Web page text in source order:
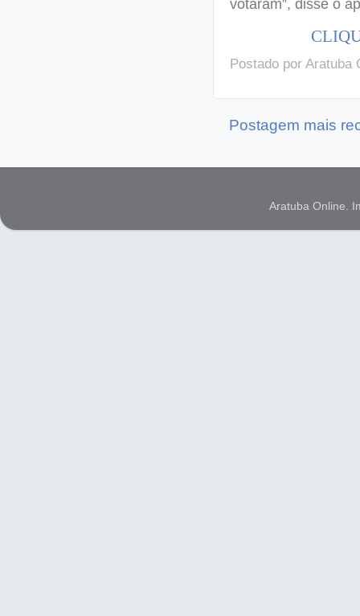
votaram”, disse o
Postado por Aratuba
Postagem mais
Aratuba Online.